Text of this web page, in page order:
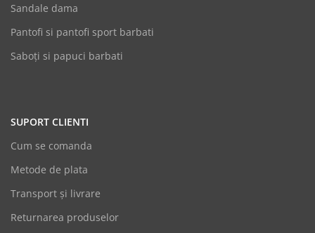
Sandale dama
Pantofi si pantofi sport barbati
Saboți si papuci barbati
SUPORT CLIENTI
Cum se comanda
Metode de plata
Transport și livrare
Returnarea produselor